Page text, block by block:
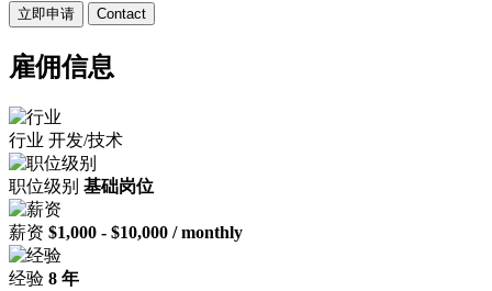
立即申请 Contact
雇佣信息
行业 开发/技术
职位级别 基础岗位
薪资 $1,000 - $10,000 / monthly
经验 8 年